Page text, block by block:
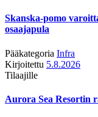
Skanska-pomo
osaajapula
Pääkategoria Infra
Kirjoitettu 5.8.2026
Tilaajille
Aurora Sea Resortin